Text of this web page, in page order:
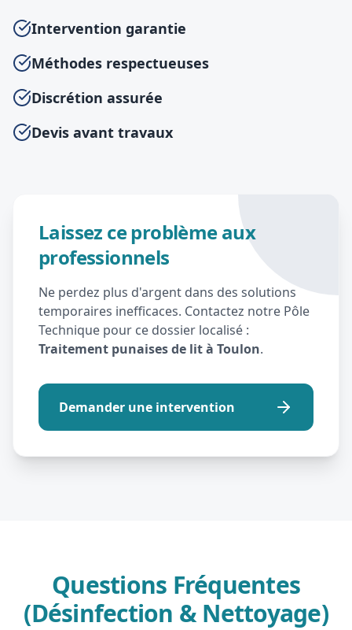
Intervention garantie
Méthodes respectueuses
Discrétion assurée
Devis avant travaux
Laissez ce problème aux
professionnels
Ne perdez plus d'argent dans des solutions
temporaires inefficaces. Contactez notre Pôle
Technique pour ce dossier localisé :
Traitement punaises de lit à Toulon.
Demander une intervention
Questions Fréquentes
(Désinfection & Nettoyage)